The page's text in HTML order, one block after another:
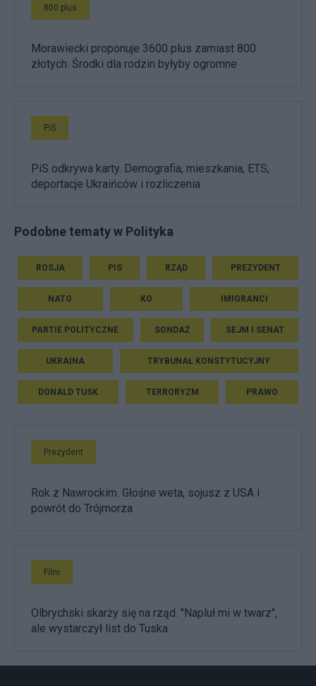
800 plus
Morawiecki proponuje 3600 plus zamiast 800
złotych. Środki dla rodzin byłyby ogromne
PiS
PiS odkrywa karty. Demografia, mieszkania, ETS,
deportacje Ukraińców i rozliczenia
Podobne tematy w Polityka
ROSJA PIS RZĄD PREZYDENT
NATO KO IMIGRANCI
PARTIE POLITYCZNE SONDAŻ SEJM I SENAT
UKRAINA TRYBUNAŁ KONSTYTUCYJNY
DONALD TUSK TERRORYZM PRAWO
Prezydent
Rok z Nawrockim. Głośne weta, sojusz z USA i
powrót do Trójmorza
Film
Olbrychski skarży się na rząd. "Napluł mi w twarz",
ale wystarczył list do Tuska